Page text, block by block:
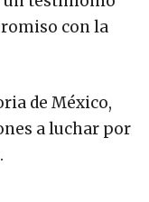
con la
de México,
a luchar por